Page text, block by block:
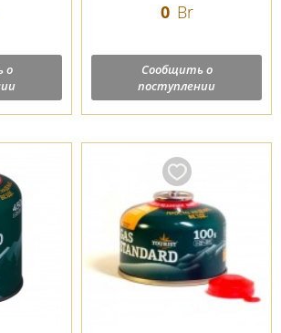
о
0 Br
Сообщить о
поступлении